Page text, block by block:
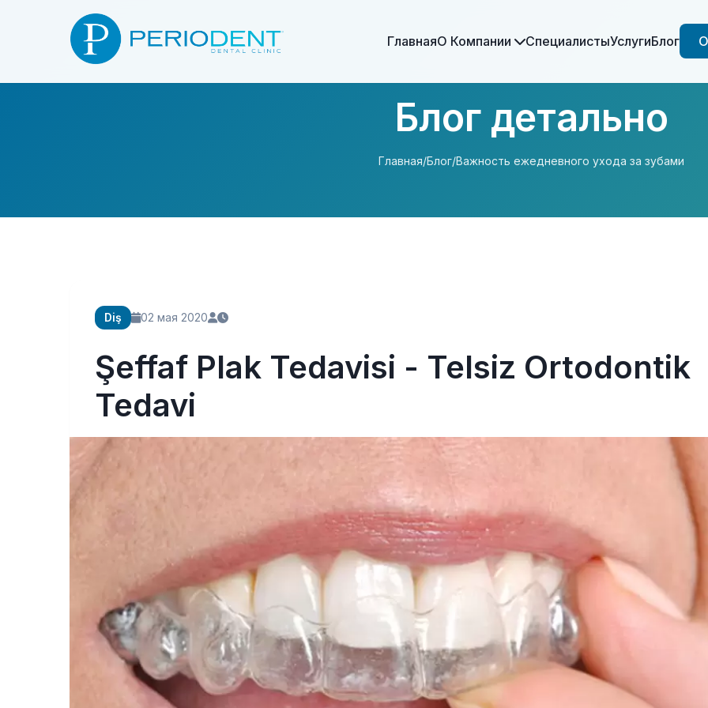
ГлавнаяО Компании СпециалистыУслугиБлог
Блог детально
Главная/Блог/Важность ежедневного ухода за зубами
Diş 02 мая 2020
Şeffaf Plak Tedavisi - Telsiz Ortodontik
Tedavi